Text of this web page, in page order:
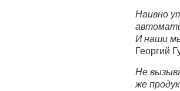
Наивно
И наши
Георгий
Не
же